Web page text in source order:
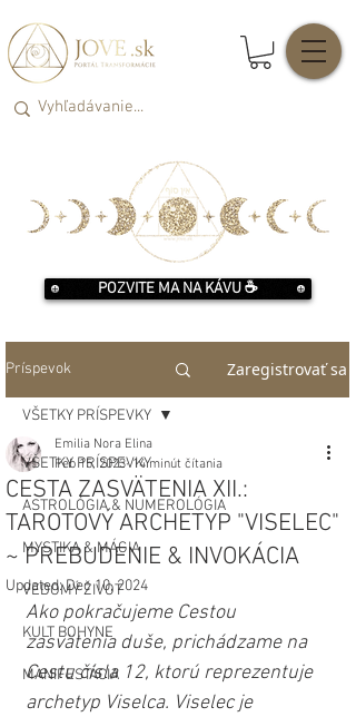
POZVITE MA NA KÁVU ☕️
Príspevok Zaregistrovať sa
VŠETKY PRÍSPEVKY
ASTROLÓGIA & NUMEROLÓGIA
MYSTIKA & MÁGIA
VEDOMÝ ŽIVOT
KULT BOHYNE
MANIFESTÁCIA
VŠETKY PRÍSPEVKY
CESTA ZASVÄTENIA XII.:
TAROTOVÝ ARCHETYP "VISELEC"
~ PREBUDENIE & INVOKÁCIA
Emilia Nora Elina
Feb 15, 2023 14 minút čítania
Updated:Dec 10, 2024
Ako pokračujeme Cestou
zasvätenia duše, prichádzame na
Cestu čísla 12, ktorú reprezentuje
archetyp Viselca. Viselec je